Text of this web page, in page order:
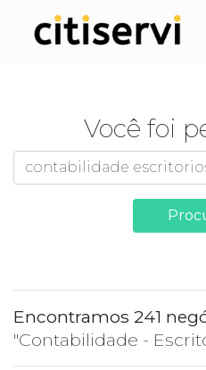
Você foi
Encontramos 241
"Contabilidade -